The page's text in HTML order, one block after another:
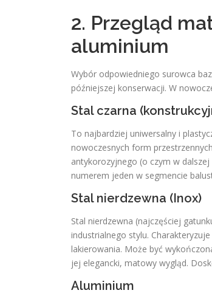
2. Przegląd
aluminium
Wybór odpowiedniego surowca
późniejszej konserwacji. W
Stal czarna
To najbardziej uniwersalny i
nowoczesnych form
antykorozyjnego (o czym w
numerem jeden w segmencie
Stal nierdzewna (Inox)
Stal nierdzewna (najczęściej
industrialnego stylu.
lakierowania. Może być
jej elegancki, matowy wygląd.
Aluminium